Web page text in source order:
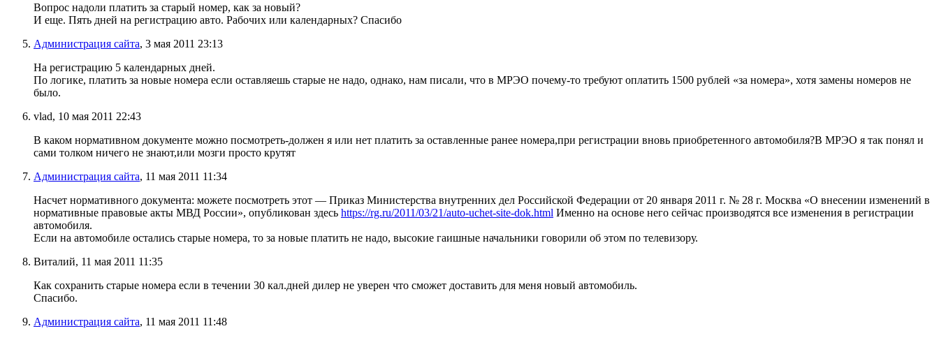
Вопрос надоли платить за старый номер, как за новый?
И еще. Пять дней на регистрацию авто. Рабочих или календарных? Спасибо
Администрация сайта, 3 мая 2011 23:13
На регистрацию 5 календарных дней.
По логике, платить за новые номера если оставляешь старые не надо, однако, нам писали, что в МРЭО почему-то требуют оплатить 1500 рублей «за номера», хотя замены номеров не
было.
vlad, 10 мая 2011 22:43
В каком нормативном документе можно посмотреть-должен я или нет платить за оставленные ранее номера,при регистрации вновь приобретенного автомобиля?В МРЭО я так понял и
сами толком ничего не знают,или мозги просто крутят
Администрация сайта, 11 мая 2011 11:34
Насчет нормативного документа: можете посмотреть этот — Приказ Министерства внутренних дел Российской Федерации от 20 января 2011 г. № 28 г. Москва «О внесении изменений в
нормативные правовые акты МВД России», опубликован здесь https://rg.ru/2011/03/21/auto-uchet-site-dok.html Именно на основе него сейчас производятся все изменения в регистрации
автомобиля.
Если на автомобиле остались старые номера, то за новые платить не надо, высокие гаишные начальники говорили об этом по телевизору.
Виталий, 11 мая 2011 11:35
Как сохранить старые номера если в течении 30 кал.дней дилер не уверен что сможет доставить для меня новый автомобиль.
Спасибо.
Администрация сайта, 11 мая 2011 11:48